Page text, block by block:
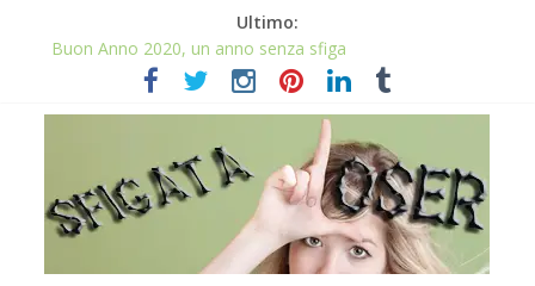
Ultimo:
Buon Anno 2020, un anno senza sfiga
Come gestire la fortuna ai giochi
Qual è il numero più sfortunato? Info e curiosità nel post
La sfortuna mi perseguita anche con la spesa
Il 2020 anno bisestile porta sfortuna davvero?